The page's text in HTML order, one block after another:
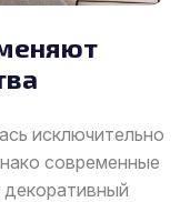
исключительно
современные
декоративный